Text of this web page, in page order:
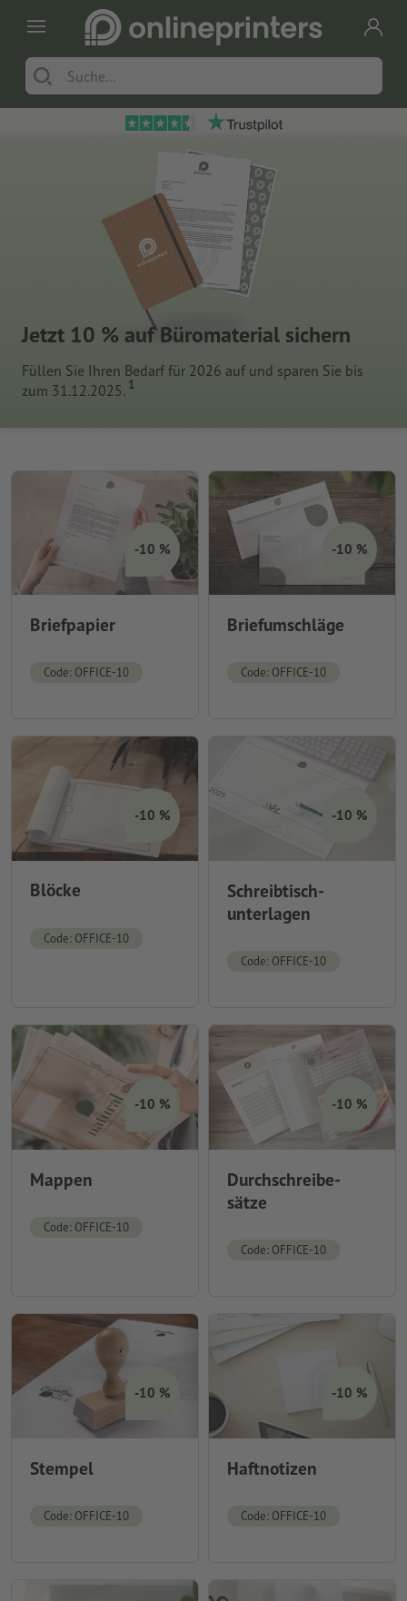
Jetzt 10 % auf Büromaterial sichern
Füllen Sie Ihren Bedarf für 2026 auf und sparen Sie bis
zum 31.12.2025. 1
-10 %
Briefpapier
Code: OFFICE-10
-10 %
Briefumschläge
Code: OFFICE-10
-10 %
Blöcke
Code: OFFICE-10
-10 %
Schreibtisch-
unterlagen
Code: OFFICE-10
-10 %
Mappen
Code: OFFICE-10
-10 %
Durchschreibe-
sätze
Code: OFFICE-10
-10 %
Stempel
Code: OFFICE-10
-10 %
Haftnotizen
Code: OFFICE-10